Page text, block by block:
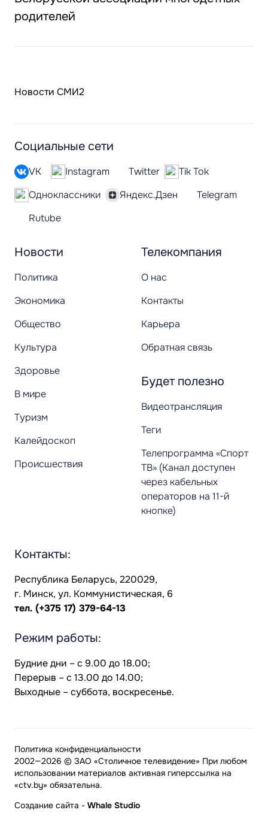
родителей
Новости СМИ2
Новости
Политика
Экономика
Общество
Культура
Здоровье
В мире
Туризм
Калейдоскоп
Происшествия
Телекомпания
О нас
Контакты
Карьера
Обратная связь
Будет полезно
Видеотрансляция
Теги
Телепрограмма «Спорт
ТВ» (Канал доступен
через кабельных
операторов на 11-й
кнопке)
Социальные сети
VK Instagram Twitter
Tik Tok
Одноклассники
Яндекс.Дзен
Telegram
Rutube
Контакты:
Республика Беларусь, 220029,
г. Минск, ул. Коммунистическая, 6
тел. (+375 17) 379-64-13
Режим работы:
Будние дни – с 9.00 до 18.00;
Перерыв – с 13.00 до 14.00;
Выходные – суббота, воскресенье.
2002—2026 © ЗАО «Столичное телевидение» При любом
использовании материалов активная гиперссылка на
«ctv.by» обязательна.
Политика конфиденциальности
Создание сайта - Whale Studio